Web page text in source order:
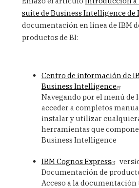
Enlazo
las
hojas
Saima_Solutions
suite de Business Intelligence de
documentación en linea de IBM
productos de BI:
Centro de información de
Business Intelligence
Navegando por el menú de
acceder a completos
instalar y utilizar
herramientas que
Business Intelligence
IBM Cognos Express
Documentación de
Acceso a la